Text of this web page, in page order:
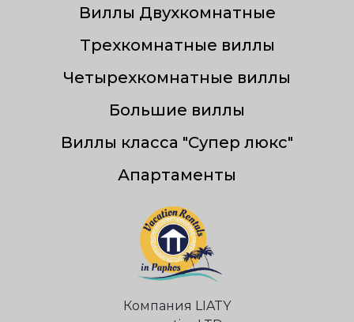
Компания LIATY
Виллы Двухкомнатные
Трехкомнатные виллы
Четырехкомнатные виллы
Большие виллы
Виллы класса "Супер люкс"
Апартаменты